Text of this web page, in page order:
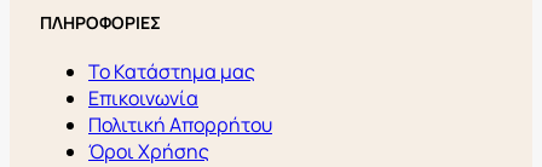
ΠΛΗΡΟΦΟΡΙΕΣ
Το Κατάστημα μας
Επικοινωνία
Πολιτική Απορρήτου
Όροι Χρήσης